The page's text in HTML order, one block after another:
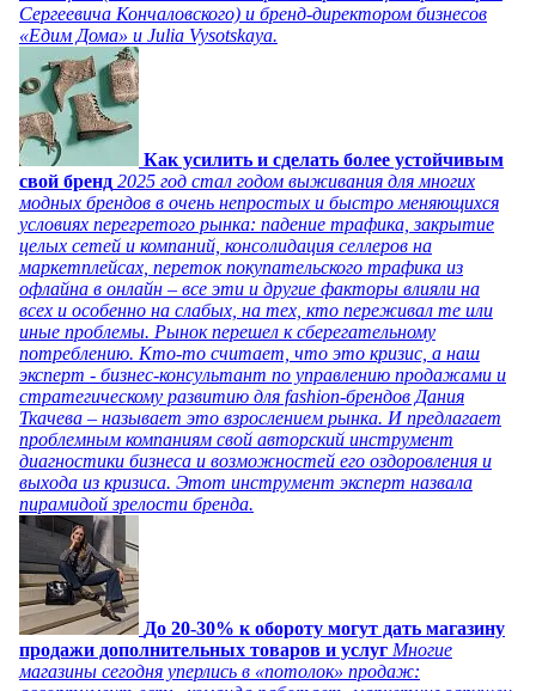
Сергеевича Кончаловского) и бренд-директором бизнесов
«Едим Дома» и Julia Vysotskaya.
Как усилить и сделать более устойчивым
свой бренд 2025 год стал годом выживания для многих
модных брендов в очень непростых и быстро меняющихся
условиях перегретого рынка: падение трафика, закрытие
целых сетей и компаний, консолидация селлеров на
маркетплейсах, переток покупательского трафика из
офлайна в онлайн – все эти и другие факторы влияли на
всех и особенно на слабых, на тех, кто переживал те или
иные проблемы. Рынок перешел к сберегательному
потреблению. Кто-то считает, что это кризис, а наш
эксперт - бизнес-консультант по управлению продажами и
стратегическому развитию для fashion-брендов Дания
Ткачева – называет это взрослением рынка. И предлагает
проблемным компаниям свой авторский инструмент
диагностики бизнеса и возможностей его оздоровления и
выхода из кризиса. Этот инструмент эксперт назвала
пирамидой зрелости бренда.
До 20-30% к обороту могут дать магазину
продажи дополнительных товаров и услуг Многие
магазины сегодня уперлись в «потолок» продаж: